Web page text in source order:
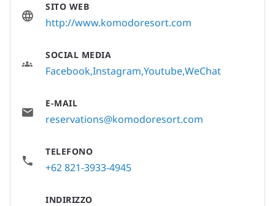
SITO WEB
http://www.komodoresort.com
SOCIAL MEDIA
FacebookInstagram YoutubeWeChat
E-MAIL
reservations@komodoresort.com
TELEFONO
+62 821-3933-4945
INDIRIZZO